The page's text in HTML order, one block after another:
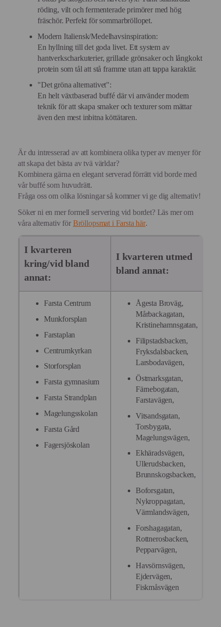
röding, vilt och fermenterade primörer med hög
fräschör. Perfekt för sommarbröllopet.
Modern Italiensk/Medelhavsinspiration:
En hyllning till det goda livet. Ett system av
hantverkscharkuterier, grillade grönsaker och långkokt
protein som tål att stå framme utan att tappa karaktär.
"Det gröna alternativet":
En helt växtbaserad buffé där vi använder modern
teknik för att skapa smaker och texturer som mättar
även den mest inbitna köttätaren.
Är du intresserad av att kombinera olika typer av menyer för
att skapa det bästa av tvä världar?
Kombinera gärna en elegant serverad förrätt vid borde med
vår buffé som huvudrätt.
Fråga oss om olika lösningar så kommer vi ge dig alternativ!
Söker ni en mer formell servering vid bordet? Läs mer om
våra alternativ för Bröllopsmat i Farsta här.
I kvarteren
kring/vid bland
annat:
I kvarteren utmed
bland annat:
Farsta Centrum
Munkforsplan
Farstaplan
Centrumkyrkan
Storforsplan
Farsta gymnasium
Farsta Strandplan
Magelungsskolan
Farsta Gård
Fagersjöskolan
Ågesta Broväg,
Mårbackagatan,
Kristinehamnsgatan,
Filipstadsbacken,
Fryksdalsbacken,
Larsbodavägen,
Östmarksgatan,
Färnebogatan,
Farstavägen,
Vitsandsgatan,
Torsbygata,
Magelungsvägen,
Ekhäradsvägen,
Ullerudsbacken,
Brunnskogsbacken,
Boforsgatan,
Nykroppagatan,
Värmlandsvägen,
Forshagagatan,
Rottnerosbacken,
Pepparvägen,
Havsörnsvägen,
Ejdervägen,
Fiskmåsvägen